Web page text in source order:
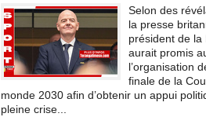
Selon des
la presse
président de la
aurait promis
l’organisation
finale de la
monde 2030 afin d’obtenir un appui
pleine crise...